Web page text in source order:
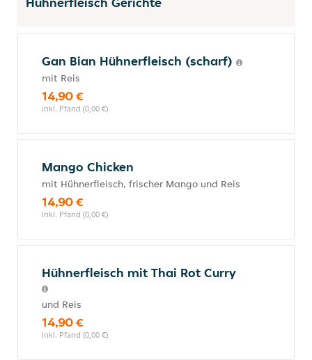
Gan Bian Hühnerfleisch (scharf)
mit Reis
14,90 €
inkl. Pfand (0,00 €)
Mango Chicken
mit Hühnerfleisch, frischer Mango und Reis
14,90 €
inkl. Pfand (0,00 €)
Hühnerfleisch mit Thai Rot Curry
und Reis
14,90 €
inkl. Pfand (0,00 €)